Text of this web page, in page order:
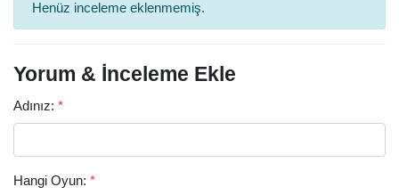
Henüz inceleme eklenmemiş.
Yorum & İnceleme Ekle
Adınız: *
Hangi Oyun: *